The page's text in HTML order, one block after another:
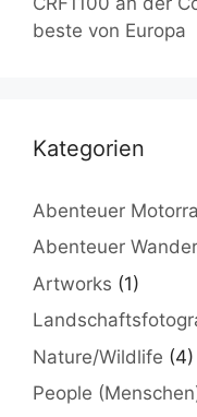
beste von Europa
Kategorien
Abenteuer
Abenteuer
Artworks (1)
Nature/Wildlife (4)
People